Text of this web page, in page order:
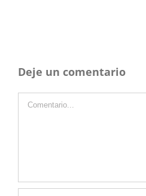
Deje un comentario
Comentario